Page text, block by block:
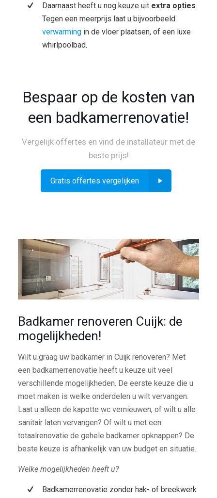
Daarnaast heeft u nog keuze uit extra opties.
Tegen een meerprijs laat u bijvoorbeeld
verwarmingin de vloer plaatsen, of een luxe
whirlpoolbad.
Bespaar op de kosten van
een badkamerrenovatie!
Vergelijk offertes en vind de installateur met de
beste prijs!
Gratis offertes vergelijken
Badkamer renoveren Cuijk: de
mogelijkheden!
Wilt u graag uw badkamer in Cuijk renoveren? Met
een badkamerrenovatie heeft u keuze uit veel
verschillende mogelijkheden. De eerste keuze die u
moet maken is welke onderdelen u wilt vervangen.
Laat u alleen de kapotte wc vernieuwen, of wilt u alle
sanitair laten vervangen? Of wilt u met een
totaalrenovatie de gehele badkamer opknappen? De
beste keuze is afhankelijk van uw budget en situatie.
Welke mogelijkheden heeft u?
Badkamerrenovatie zonder hak- of breekwerk